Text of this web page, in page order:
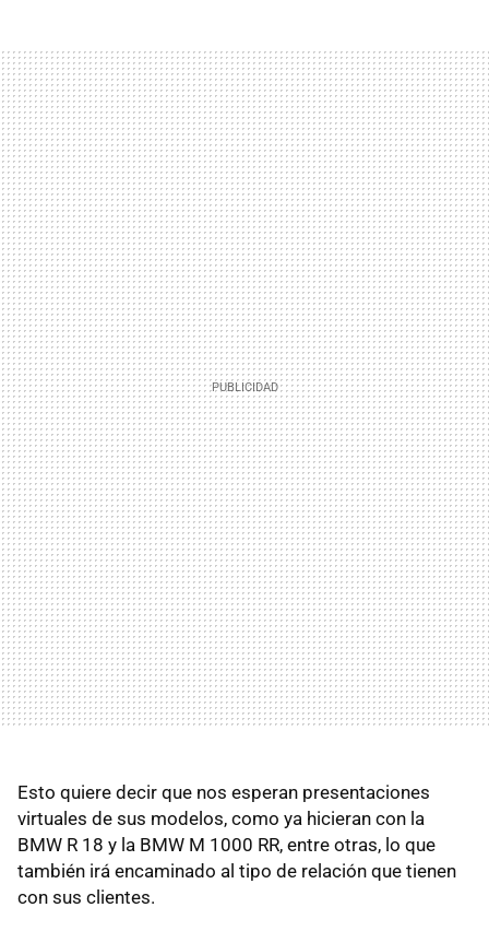
Esto quiere decir que nos esperan presentaciones
virtuales de sus modelos, como ya hicieran con la
BMW R 18 y la BMW M 1000 RR, entre otras, lo que
también irá encaminado al tipo de relación que tienen
con sus clientes.